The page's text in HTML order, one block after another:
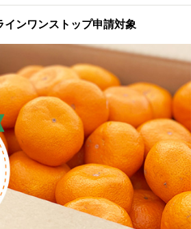
インワンストップ申請対象